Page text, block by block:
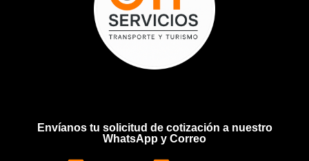
Envíanos tu solicitud de cotización a nuestro
WhatsApp y Correo